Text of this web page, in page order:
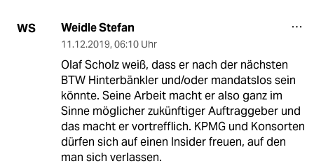
WS Weidle Stefan
11.12.2019, 06:10 Uhr
Olaf Scholz weiß, dass er nach der nächsten
BTW Hinterbänkler und/oder mandatslos sein
könnte. Seine Arbeit macht er also ganz im
Sinne möglicher zukünftiger Auftraggeber und
das macht er vortrefflich. KPMG und Konsorten
dürfen sich auf einen Insider freuen, auf den
man sich verlassen.